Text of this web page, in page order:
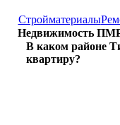
Стройматериалы
Недвижимость
В каком районе
квартиру?